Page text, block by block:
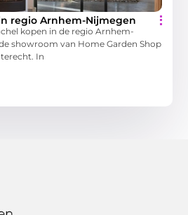
regio Arnhem-Nijmegen
kopen in de regio Arnhem-
showroom van Home Garden Shop
In